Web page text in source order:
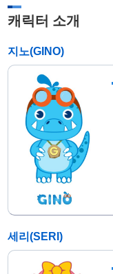
캐릭터 소개
지노(GINO)
세리(SERI)